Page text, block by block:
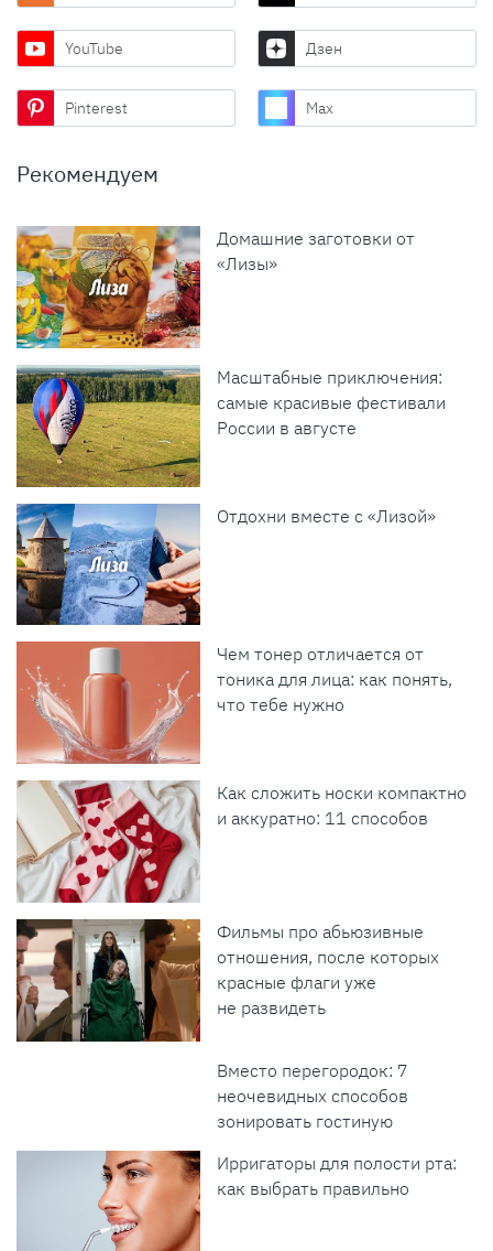
YouTube Дзен
Pinterest Max
Рекомендуем
Домашние заготовки от
«Лизы»
Масштабные приключения:
самые красивые фестивали
России в августе
Отдохни вместе с «Лизой»
Чем тонер отличается от
тоника для лица: как понять,
что тебе нужно
Как сложить носки компактно
и аккуратно: 11 способов
Фильмы про абьюзивные
отношения, после которых
красные флаги уже
не развидеть
Вместо перегородок: 7
неочевидных способов
зонировать гостиную
Ирригаторы для полости рта:
как выбрать правильно